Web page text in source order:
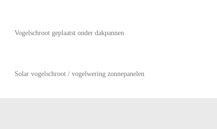
Vogelschroot geplaatst onder dakpannen
Solar vogelschroot / vogelwering zonnepanelen